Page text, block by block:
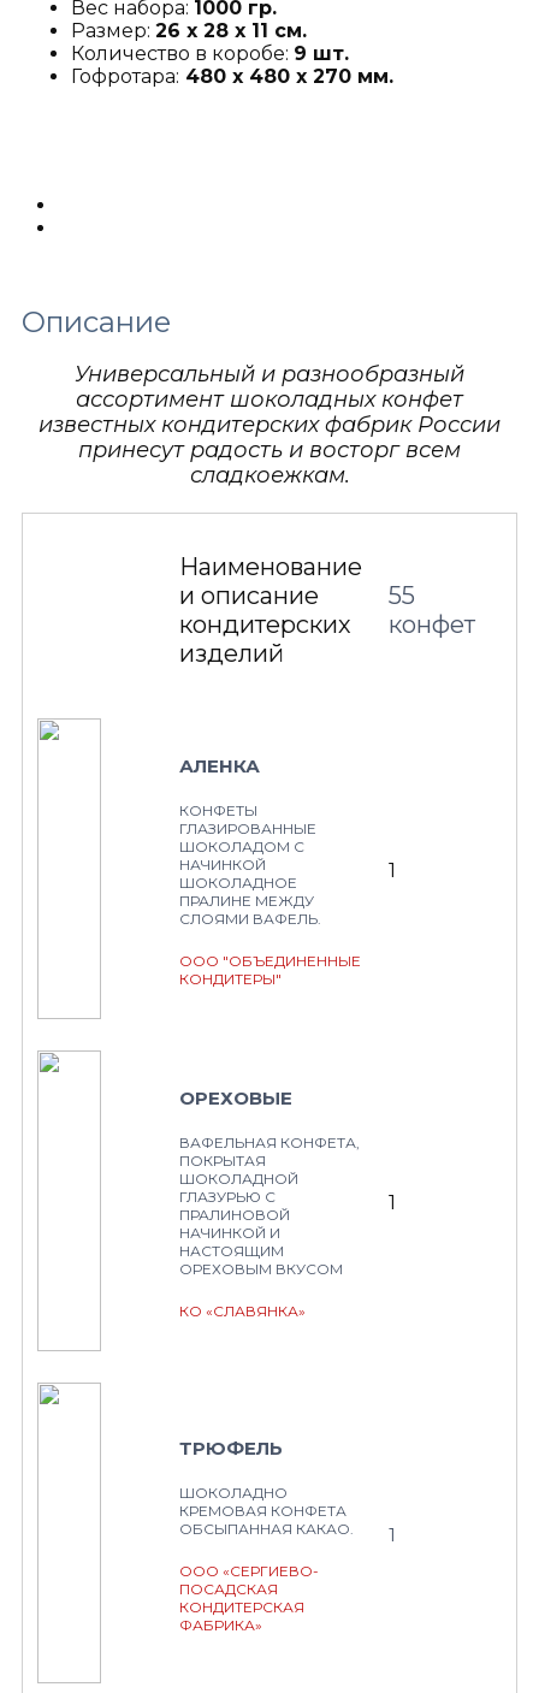
Вес набора: 1000 гр.
Размер: 26 х 28 х 11 см.
Количество в коробе: 9 шт.
Гофротара: 480 х 480 х 270 мм.
Описание
Универсальный и разнообразный
ассортимент шоколадных конфет
известных кондитерских фабрик России
принесут радость и восторг всем
сладкоежкам.
Наименование
и описание
кондитерских
изделий
55
конфет
АЛЕНКА
КОНФЕТЫ
ГЛАЗИРОВАННЫЕ
ШОКОЛАДОМ С
НАЧИНКОЙ
ШОКОЛАДНОЕ
ПРАЛИНЕ МЕЖДУ
СЛОЯМИ ВАФЕЛЬ.
ООО "ОБЪЕДИНЕННЫЕ
КОНДИТЕРЫ"
1
ОРЕХОВЫЕ
ВАФЕЛЬНАЯ КОНФЕТА,
ПОКРЫТАЯ
ШОКОЛАДНОЙ
ГЛАЗУРЬЮ С
ПРАЛИНОВОЙ
НАЧИНКОЙ И
НАСТОЯЩИМ
ОРЕХОВЫМ ВКУСОМ
КО «СЛАВЯНКА»
1
ТРЮФЕЛЬ
ШОКОЛАДНО
КРЕМОВАЯ КОНФЕТА
ОБСЫПАННАЯ КАКАО.
ООО «СЕРГИЕВО-
ПОСАДСКАЯ
КОНДИТЕРСКАЯ
ФАБРИКА»
1